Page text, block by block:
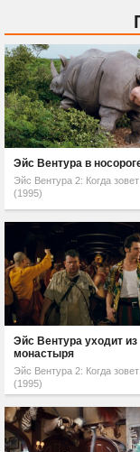
Эйс Вентура в
Эйс Вентура 2: Когда
(1995)
Эйс Вентура уходит из
монастыря
Эйс Вентура 2: Когда
(1995)